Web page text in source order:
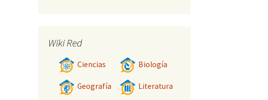
Wiki Red
Ciencias Biología
Geografía Literatura